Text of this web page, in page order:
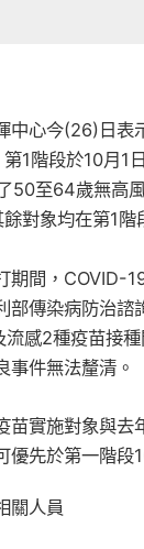
中心今(26)日表
1階段於10月1
50至64歲無高
對象均在第1階
期間，COVID-
部傳染病防治諮
感2種疫苗接
事件無法釐清。
苗實施對象與去
優先於第一階段
關人員